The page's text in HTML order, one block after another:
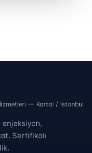
— Kartal / İstanbul
Sertifikalı